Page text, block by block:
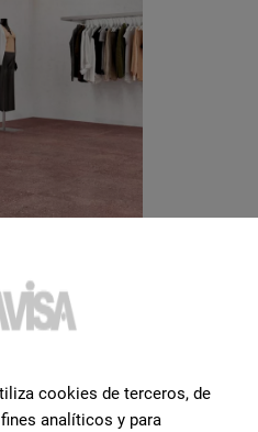
cookies de terceros, de
analíticos y para